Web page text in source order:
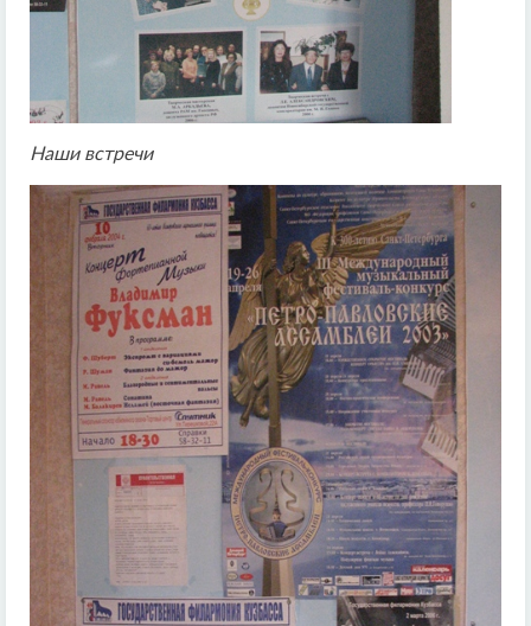
Наши встречи